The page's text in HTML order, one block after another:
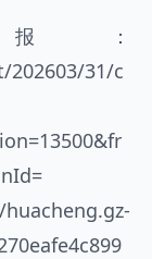
：
31/c